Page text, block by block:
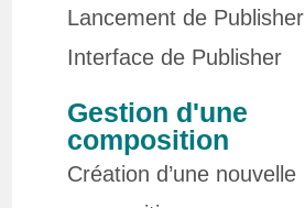
Lancement de Publisher
Interface de Publisher
Gestion d'une
composition
Création d’une nouvelle